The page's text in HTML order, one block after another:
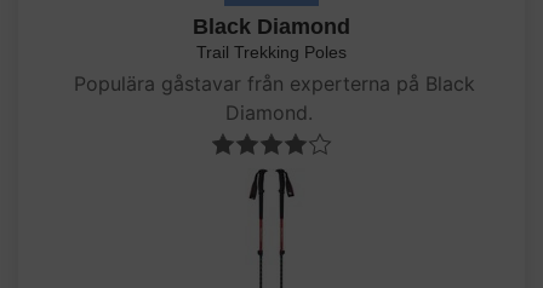
Black Diamond
Trail Trekking Poles
Populära gåstavar från experterna på Black
Diamond.